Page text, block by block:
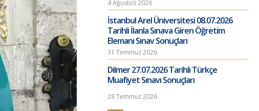
4 Ağustos 2026
İstanbul Arel Üniversitesi 08.07.2026
Tarihli İlanla Sınava Giren Öğretim
Elemanı Sınav Sonuçları
31 Temmuz 2026
Dilmer 27.07.2026 Tarihli Türkçe
Muafiyet Sınavı Sonuçları
28 Temmuz 2026